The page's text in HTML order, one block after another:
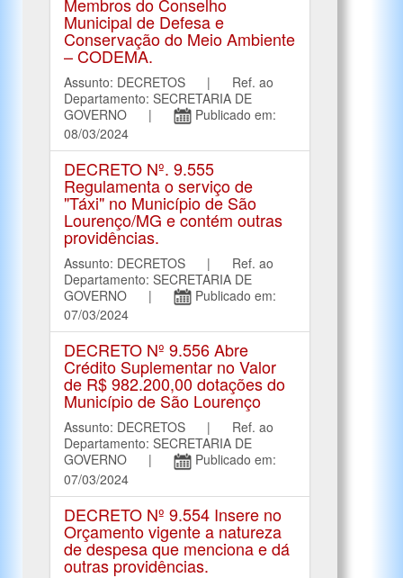
Municipal de Defesa e
Conservação do Meio Ambiente
– CODEMA.
Assunto: DECRETOS | Ref. ao
Departamento: SECRETARIA DE
GOVERNO |
Publicado em:
08/03/2024
DECRETO Nº. 9.555
Regulamenta o serviço de
"Táxi" no Município de São
Lourenço/MG e contém outras
providências.
Assunto: DECRETOS | Ref. ao
Departamento: SECRETARIA DE
GOVERNO |
Publicado em:
07/03/2024
DECRETO Nº 9.556 Abre
Crédito Suplementar no Valor
de R$ 982.200,00 dotações do
Município de São Lourenço
Assunto: DECRETOS | Ref. ao
Departamento: SECRETARIA DE
GOVERNO |
Publicado em:
07/03/2024
DECRETO Nº 9.554 Insere no
Orçamento vigente a natureza
de despesa que menciona e dá
outras providências.